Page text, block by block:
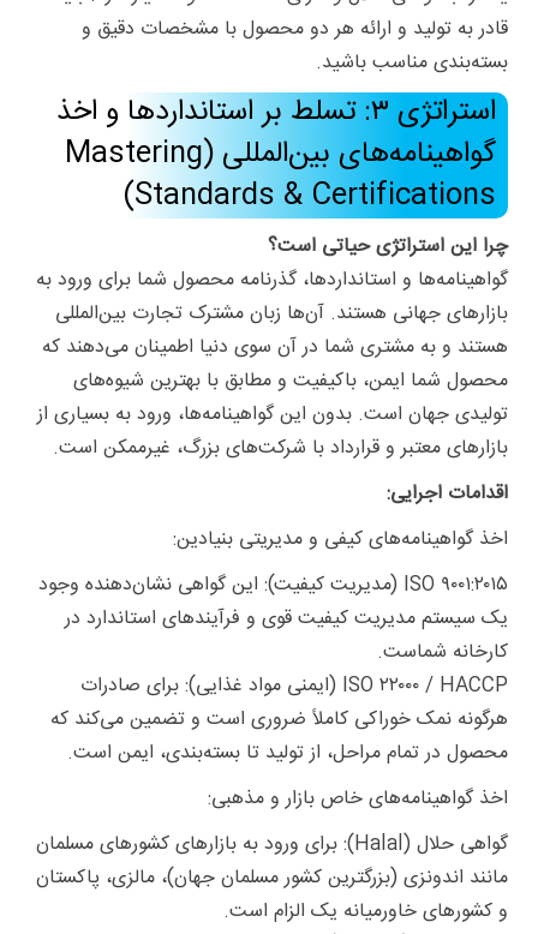
قادر به تولید و ارائه هر دو محصول با مشخصات دقیق و
بسته‌بندی مناسب باشید.
استراتژی ۳: تسلط بر استانداردها و اخذ
گواهینامه‌های بین‌المللی (Mastering
Standards & Certifications)
چرا این استراتژی حیاتی است؟
گواهینامه‌ها و استانداردها، گذرنامه محصول شما برای ورود به
بازارهای جهانی هستند. آن‌ها زبان مشترک تجارت بین‌المللی
هستند و به مشتری شما در آن سوی دنیا اطمینان می‌دهند که
محصول شما ایمن، باکیفیت و مطابق با بهترین شیوه‌های
تولیدی جهان است. بدون این گواهینامه‌ها، ورود به بسیاری از
بازارهای معتبر و قرارداد با شرکت‌های بزرگ، غیرممکن است.
اقدامات اجرایی:
اخذ گواهینامه‌های کیفی و مدیریتی بنیادین:
ISO ۹۰۰۱:۲۰۱۵ (مدیریت کیفیت): این گواهی نشان‌دهنده وجود
یک سیستم مدیریت کیفیت قوی و فرآیندهای استاندارد در
کارخانه شماست.
ISO ۲۲۰۰۰ / HACCP (ایمنی مواد غذایی): برای صادرات
هرگونه نمک خوراکی کاملاً ضروری است و تضمین می‌کند که
محصول در تمام مراحل، از تولید تا بسته‌بندی، ایمن است.
اخذ گواهینامه‌های خاص بازار و مذهبی:
گواهی حلال (Halal): برای ورود به بازارهای کشورهای مسلمان
مانند اندونزی (بزرگترین کشور مسلمان جهان)، مالزی، پاکستان
و کشورهای خاورمیانه یک الزام است.